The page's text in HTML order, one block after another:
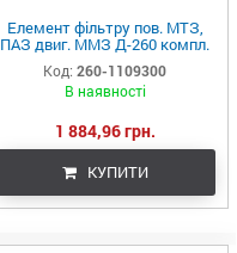
Елемент фільтру пов. МТЗ,
ПАЗ двиг. ММЗ Д-260 компл.
(RIDER)
Код: 260-1109300
В наявності
1 884,96 грн.
КУПИТИ